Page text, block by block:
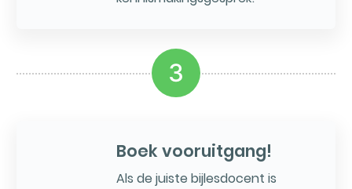
3
Boek vooruitgang!
Als de juiste bijlesdocent is